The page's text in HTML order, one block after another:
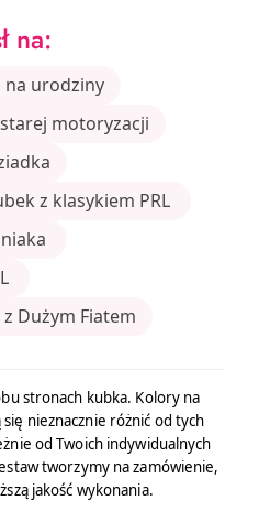
na:
na urodziny
motoryzacji
z klasykiem PRL
Dużym Fiatem
stronach kubka. Kolory na
nieznacznie różnić od tych
od Twoich indywidualnych
tworzymy na zamówienie,
jakość wykonania.